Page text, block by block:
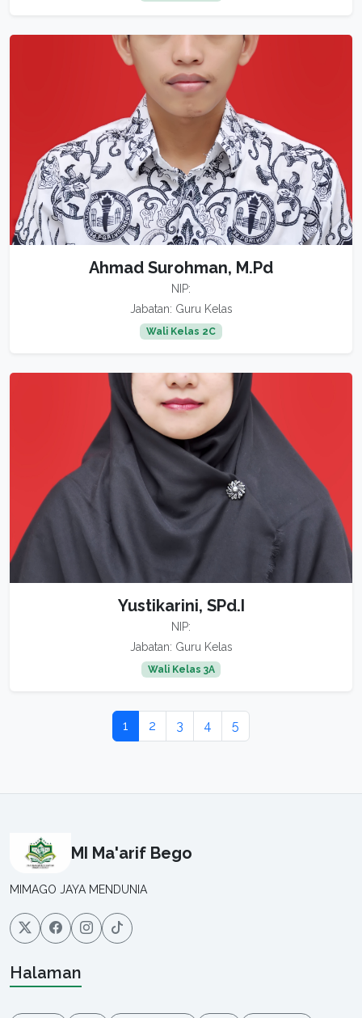
Ahmad Surohman, M.Pd
NIP:
Jabatan: Guru Kelas
Wali Kelas 2C
Yustikarini, SPd.I
NIP:
Jabatan: Guru Kelas
Wali Kelas 3A
1 2 3 4 5
MI Ma'arif Bego
MIMAGO JAYA MENDUNIA
Halaman